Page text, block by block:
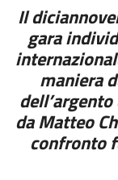
Il
gara
maniera
da Matteo
confronto